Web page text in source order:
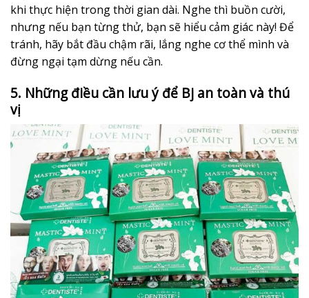
khi thực hiện trong thời gian dài. Nghe thì buồn cười,
nhưng nếu bạn từng thử, bạn sẽ hiểu cảm giác này! Để
tránh, hãy bắt đầu chậm rãi, lắng nghe cơ thể mình và
đừng ngại tạm dừng nếu cần.
5. Những điều cần lưu ý để Bj an toàn và thú
vị